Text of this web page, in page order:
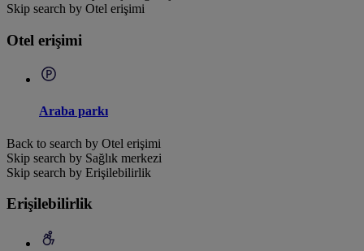
Skip search by Otel erişimi
Otel erişimi
Araba parkı
Back to search by Otel erişimi
Skip search by Sağlık merkezi
Skip search by Erişilebilirlik
Erişilebilirlik